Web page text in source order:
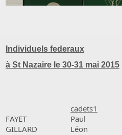
Individuels federaux
à St Nazaire le 30-31 mai 2015
cadets1
FAYET
Paul
GILLARD
Léon